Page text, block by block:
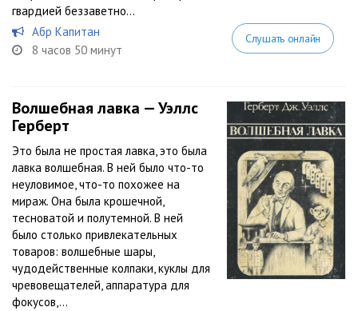
гвардией беззаветно...
Абр Капитан
8 часов 50 минут
Слушать онлайн
Волшебная лавка — Уэллс
Герберт
Это была не простая лавка, это была
лавка волшебная. В ней было что-то
неуловимое, что-то похожее на
мираж. Она была крошечной,
тесноватой и полутемной. В ней
было столько привлекательных
товаров: волшебные шары,
чудодейственные колпаки, куклы для
чревовещателей, аппаратура для
фокусов,...